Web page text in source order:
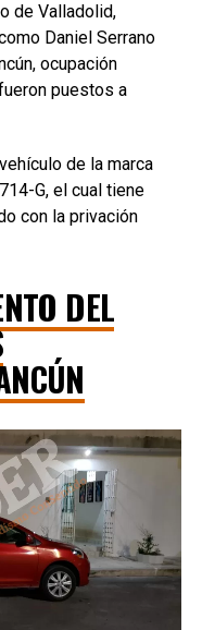
de Valladolid,
Daniel Serrano
ocupación
puestos a
de la marca
G, el cual tiene
con la privación
DEL